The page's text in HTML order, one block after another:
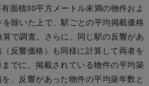
面積30平方メートル未満の物件およ
除いた上で、駅ごとの平均掲載価格
で調査。さらに、同じ駅の反響があ
反響価格）も同様に計算して両者を
でに、掲載されている物件の平均築
、反響があった物件の平均築年数と